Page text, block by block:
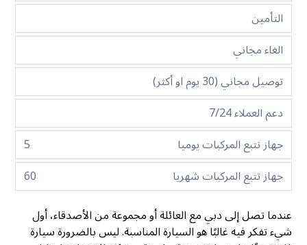
التأمين
الغاء مجاني
توصيل مجاني (30 يوم او أكثر)
دعم العملاء 7/24
جهاز تتبع المركبات يوميا
5
جهاز تتبع المركبات شهريا
60
عندما تصل إلى دبي مع العائلة أو مجموعة من الأصدقاء، أول
شيء تفكر فيه غالبًا هو السيارة المناسبة. ليس بالضرورة سيارة